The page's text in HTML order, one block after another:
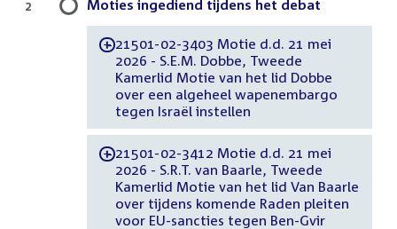
Moties ingediend tijdens het debat
-21501-02-3403 Motie d.d. 21 mei
2026 - S.E.M. Dobbe, Tweede
Kamerlid Motie van het lid Dobbe
over een algeheel wapenembargo
tegen Israël instellen
-21501-02-3412 Motie d.d. 21 mei
2026 - S.R.T. van Baarle, Tweede
Kamerlid Motie van het lid Van Baarle
over tijdens komende Raden pleiten
voor EU-sancties tegen Ben-Gvir
2